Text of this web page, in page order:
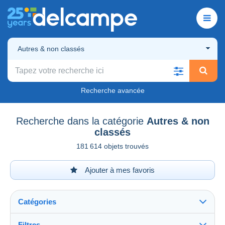
Autres & non classés
Recherche avancée
Recherche dans la catégorie Autres & non
classés
181 614 objets trouvés
Ajouter à mes favoris
Catégories